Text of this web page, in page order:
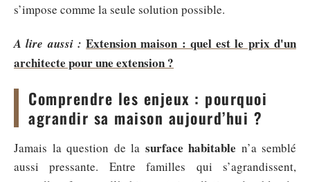
s’impose comme la seule solution possible.
A lire aussi : Extension maison : quel est le prix d'un
architecte pour une extension ?
Comprendre les enjeux : pourquoi
agrandir sa maison aujourd’hui ?
Jamais la question de la surface habitable n’a semblé
aussi pressante. Entre familles qui s’agrandissent,